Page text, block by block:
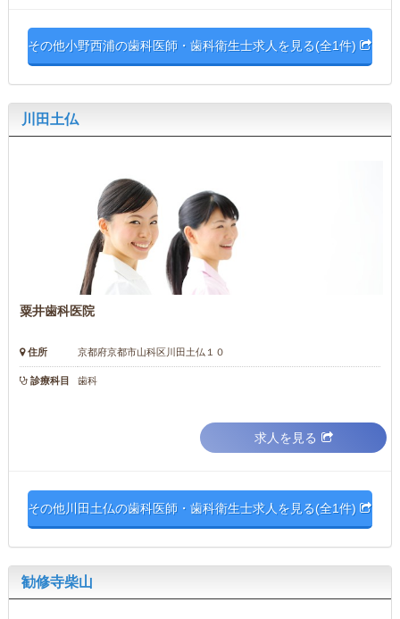
その他小野西浦の歯科医師・歯科衛生士求人を見る(全1件)
川田土仏
粟井歯科医院
住所 京都府京都市山科区川田土仏１０
診療科目 歯科
求人を見る
その他川田土仏の歯科医師・歯科衛生士求人を見る(全1件)
勧修寺柴山